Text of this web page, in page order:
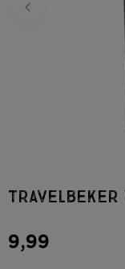
Travelbeker
9,99